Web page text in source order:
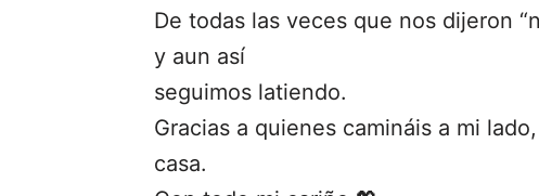
De todas las veces que nos dijeron
y aun así
seguimos latiendo.
Gracias a quienes camináis a mi
casa.